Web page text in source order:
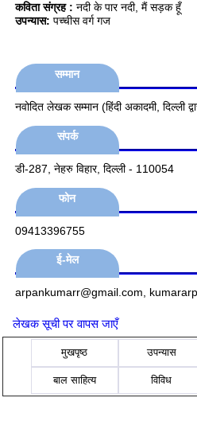
कविता संग्रह : नदी के पार नदी, मैं सड़क हूँ
उपन्यास: पच्चीस वर्ग गज
सम्मान
नवोदित लेखक सम्मान (हिंदी अकादमी, दिल्ली
संपर्क
डी-287, नेहरु विहार, दिल्‍ली - 110054
फोन
09413396755
ई-मेल
arpankumarr@gmail.com,
लेखक सूची पर वापस जाएँ
मुखपृष्ठ उपन्यास
बाल साहित्य विविध